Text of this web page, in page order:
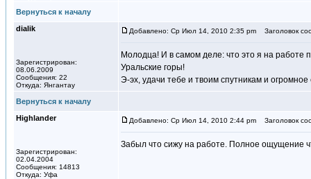
Вернуться к началу
dialik
Зарегистрирован:
08.06.2009
Сообщения: 22
Откуда: Янгантау
Добавлено: Ср Июл 14, 2010 2:35 pm Заголовок
Молодца! И в самом деле: что это я на работе
Уральские горы!
Э-эх, удачи тебе и твоим спутникам и огромное
Вернуться к началу
Highlander
Зарегистрирован:
02.04.2004
Сообщения: 14813
Откуда: Уфа
Добавлено: Ср Июл 14, 2010 2:44 pm Заголовок
Забыл что сижу на работе. Полное ощущение